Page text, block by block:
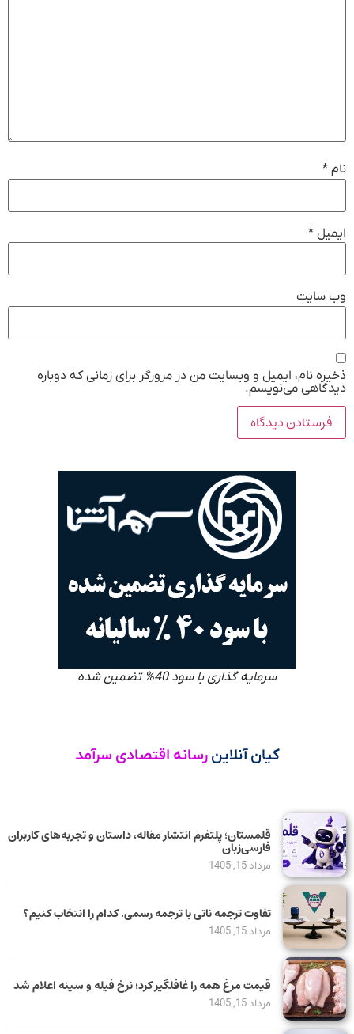
نام *
ایمیل *
وب‌ سایت
ذخیره نام، ایمیل و وبسایت من در مرورگر برای زمانی که دوباره
دیدگاهی می‌نویسم.
سرمایه گذاری با سود 40% تضمین شده
کیان آنلاین رسانه اقتصادی سرآمد
قلمستان؛ پلتفرم انتشار مقاله، داستان و تجربه‌های کاربران
فارسی‌زبان
مرداد 15, 1405
تفاوت ترجمه ناتی با ترجمه رسمی. کدام را انتخاب کنیم؟
مرداد 15, 1405
قیمت مرغ همه را غافلگیر کرد؛ نرخ فیله و سینه اعلام شد
مرداد 15, 1405